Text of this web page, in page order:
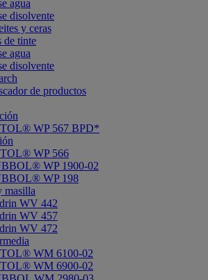
agua
disolvente
y ceras
de tinte
agua
disolvente
de productos
WP 567 BPD*
WP 566
WP 1900-02
WP 198
masilla
WV 442
WV 457
WV 472
WM 6100-02
WM 6900-02